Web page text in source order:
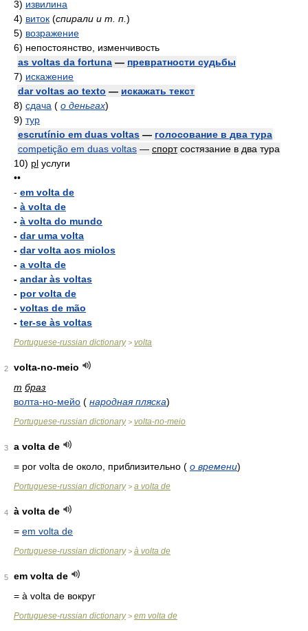
3) извилина
4) виток (спирали и т. п. )
5) возражение
6) непостоянство, изменчивость
as voltas da fortuna — превратности судьбы
7) искажение
dar voltas ao texto — искажать текст
8) сдача ( о деньгах)
9) тур
escrutínio em duas voltas — голосование в два тура
competição em duas voltas — спортсостязание в два тура
10) pl услуги
••
- em volta de
- à volta de
- à volta do mundo
- dar uma volta
- dar volta aos miolos
- a volta de
- andar às voltas
- por volta de
- voltas de mão
- ter-se às voltas
Portuguese-russian dictionary> volta
2
volta-no-meio
m браз
волта-но-мейо ( народная пляска)
Portuguese-russian dictionary> volta-no-meio
3
a volta de
= por volta de около, приблизительно ( о времени)
Portuguese-russian dictionary> a volta de
4
à volta de
= em volta de
Portuguese-russian dictionary> à volta de
5
em volta de
= à volta de вокруг
Portuguese-russian dictionary> em volta de